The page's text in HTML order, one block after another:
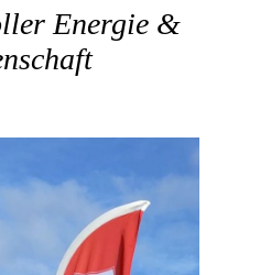
Energie &